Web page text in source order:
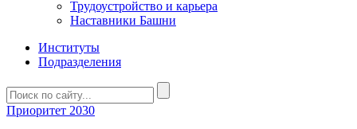
Трудоустройство и карьера
Наставники Башни
Институты
Подразделения
Приоритет 2030